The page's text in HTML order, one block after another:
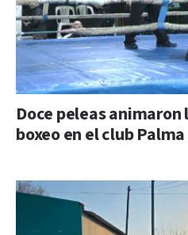
Doce peleas
boxeo en el club